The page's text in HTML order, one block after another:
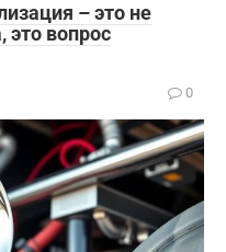
– это не
это вопрос
0